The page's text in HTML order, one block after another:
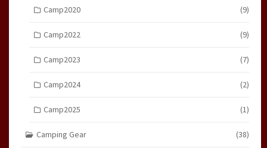
Camp2020 (9)
Camp2022 (9)
Camp2023 (7)
Camp2024 (2)
Camp2025 (1)
Camping Gear (38)